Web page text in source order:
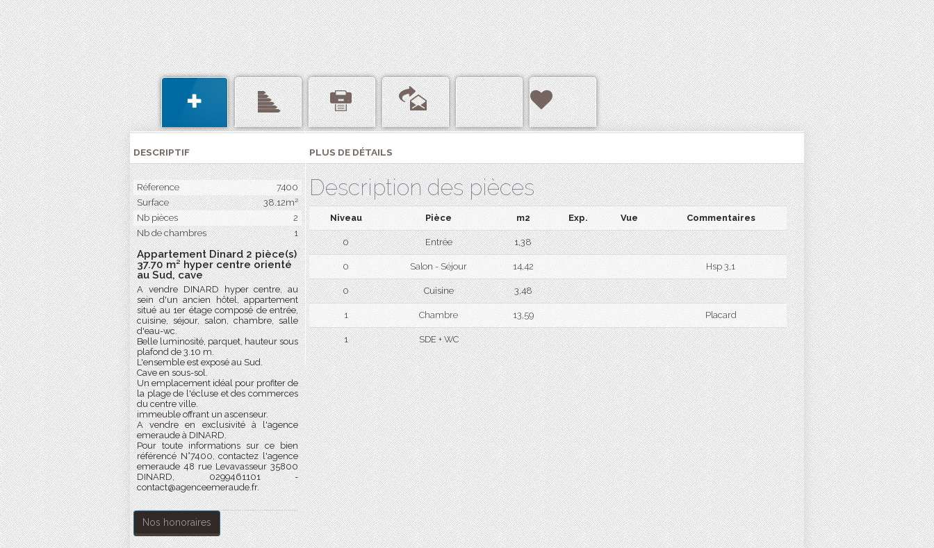
DESCRIPTIF
Réference
7400
Surface
38.12m²
Nb pièces
2
Nb de chambres
1
Appartement Dinard 2 pièce(s)
37.70 m² hyper centre orienté
au Sud, cave
A vendre DINARD hyper centre, au
sein d'un ancien hôtel, appartement
situé au 1er étage composé de entrée,
cuisine, séjour, salon, chambre, salle
d'eau-wc.
Belle luminosité, parquet, hauteur sous
plafond de 3.10 m.
L'ensemble est exposé au Sud.
Cave en sous-sol.
Un emplacement idéal pour profiter de
la plage de l'écluse et des commerces
du centre ville.
immeuble offrant un ascenseur.
A vendre en exclusivité à l'agence
emeraude à DINARD.
Pour toute informations sur ce bien
référencé N°7400, contactez l'agence
emeraude 48 rue Levavasseur 35800
DINARD, 0299461101 -
contact@agenceemeraude.fr.
Nos honoraires
PLUS DE DÉTAILS
Description des pièces
Niveau Pièce m2 Exp. Vue Commentaires
0 Entrée 1,38
0 Salon - Séjour 14,42 Hsp 3,1
0 Cuisine 3,48
1 Chambre 13,59 Placard
1 SDE + WC